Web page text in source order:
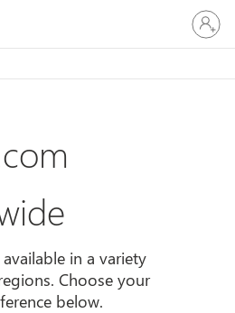
Sign
in
to
account
in a variety
Choose your
below.